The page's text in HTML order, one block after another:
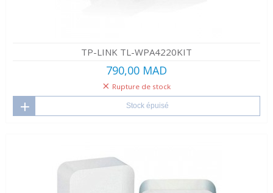
TP-LINK TL-WPA4220KIT
790,00 MAD
Rupture de stock
Stock épuisé